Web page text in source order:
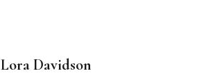
Lora Davidson